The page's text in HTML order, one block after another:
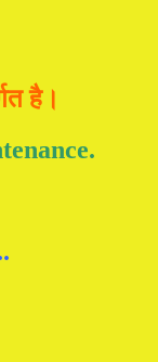
है।